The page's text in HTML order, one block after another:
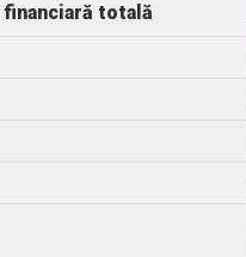
totală